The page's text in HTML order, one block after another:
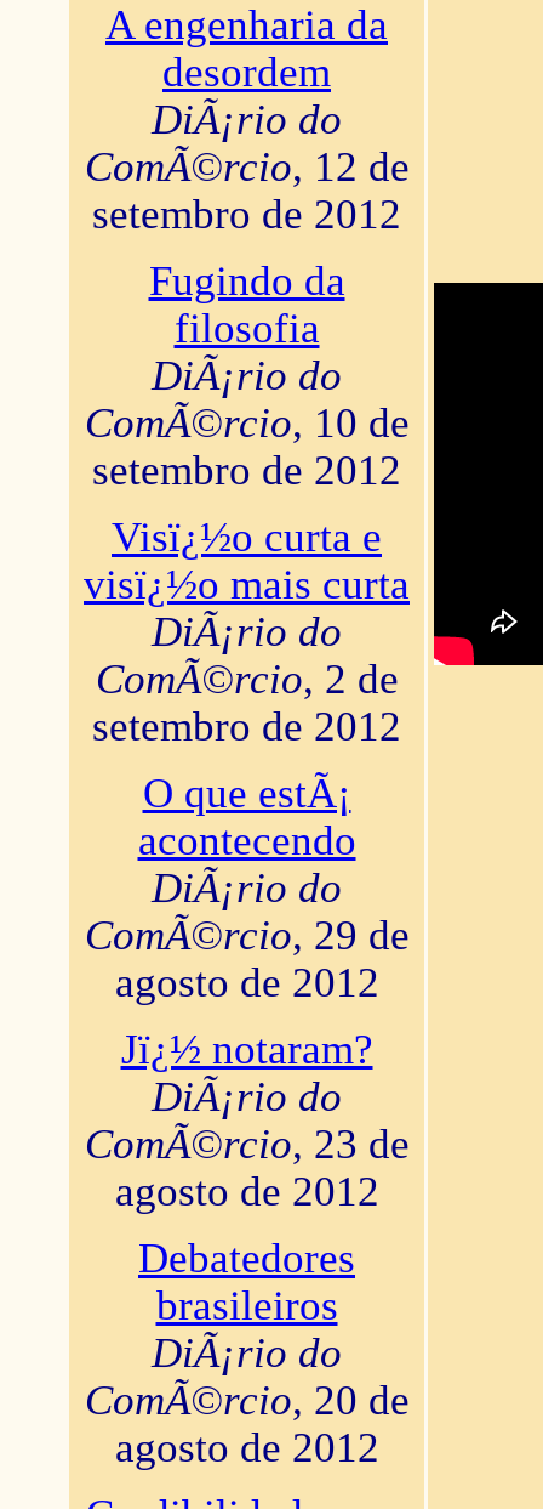
A engenharia da
desordem
DiÃ¡rio do
ComÃ©rcio, 12 de
setembro de 2012
Fugindo da
filosofia
DiÃ¡rio do
ComÃ©rcio, 10 de
setembro de 2012
Visï¿½o curta e
visï¿½o mais curta
DiÃ¡rio do
ComÃ©rcio, 2 de
setembro de 2012
O que estÃ¡
acontecendo
DiÃ¡rio do
ComÃ©rcio, 29 de
agosto de 2012
Jï¿½ notaram?
DiÃ¡rio do
ComÃ©rcio, 23 de
agosto de 2012
Debatedores
brasileiros
DiÃ¡rio do
ComÃ©rcio, 20 de
agosto de 2012